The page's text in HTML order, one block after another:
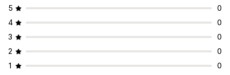
Sledování objednávek
5
0
4
0
3
0
2
0
1
0